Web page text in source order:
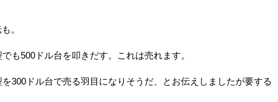
。
も500ドル台を叩きだす。これは売れます。
300ドル台で売る羽目になりそうだ、とお伝えしましたが要する